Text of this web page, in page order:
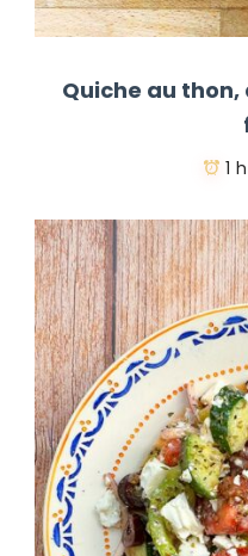
Quiche au thon,
1